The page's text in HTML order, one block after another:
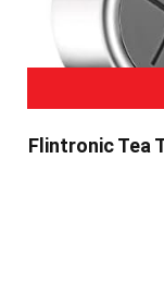
Flintronic Tea